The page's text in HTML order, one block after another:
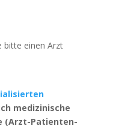
bitte einen Arzt
medizinische
(Arzt-Patienten-